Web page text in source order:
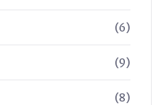
(6)
(9)
(8)